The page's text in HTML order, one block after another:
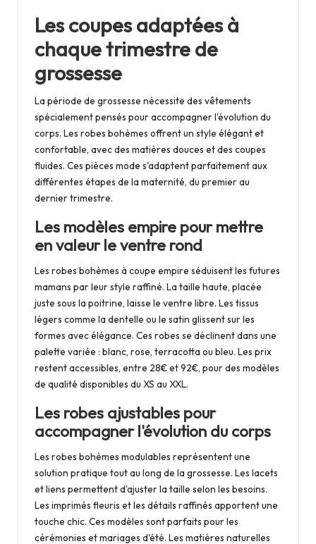
Les coupes adaptées à
chaque trimestre de
grossesse
La période de grossesse nécessite des vêtements
spécialement pensés pour accompagner l'évolution du
corps. Les robes bohèmes offrent un style élégant et
confortable, avec des matières douces et des coupes
fluides. Ces pièces mode s'adaptent parfaitement aux
différentes étapes de la maternité, du premier au
dernier trimestre.
Les modèles empire pour mettre
en valeur le ventre rond
Les robes bohèmes à coupe empire séduisent les futures
mamans par leur style raffiné. La taille haute, placée
juste sous la poitrine, laisse le ventre libre. Les tissus
légers comme la dentelle ou le satin glissent sur les
formes avec élégance. Ces robes se déclinent dans une
palette variée : blanc, rose, terracotta ou bleu. Les prix
restent accessibles, entre 28€ et 92€, pour des modèles
de qualité disponibles du XS au XXL.
Les robes ajustables pour
accompagner l'évolution du corps
Les robes bohèmes modulables représentent une
solution pratique tout au long de la grossesse. Les lacets
et liens permettent d'ajuster la taille selon les besoins.
Les imprimés fleuris et les détails raffinés apportent une
touche chic. Ces modèles sont parfaits pour les
cérémonies et mariages d'été. Les matières naturelles